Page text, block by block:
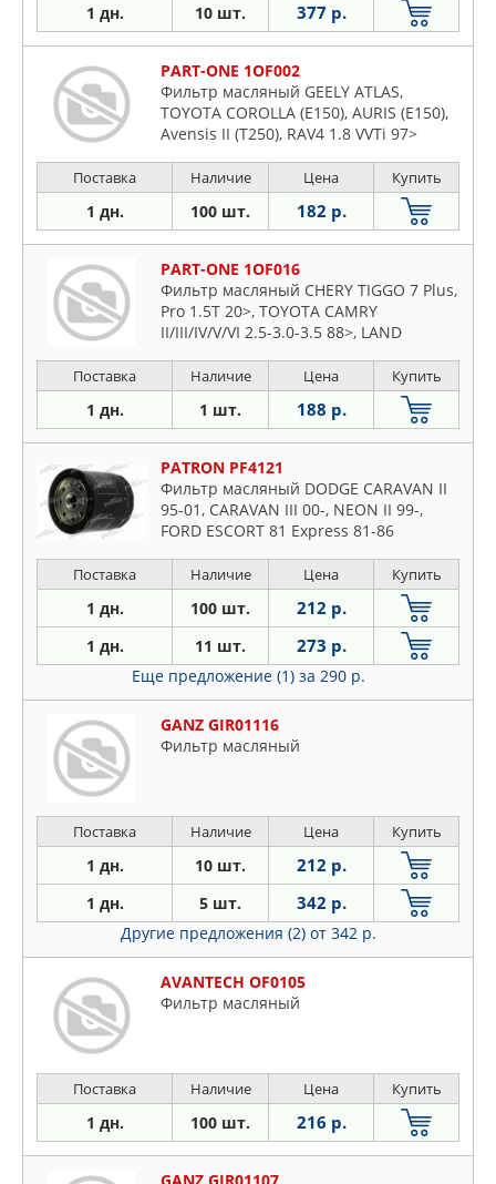
1 дн. 10 шт. 377 р.
PART-ONE 1OF002
Фильтр масляный GEELY ATLAS,
TOYOTA COROLLA (E150), AURIS (E150),
Avensis II (T250), RAV4 1.8 VVTi 97>
Поставка Наличие Цена Купить
1 дн. 100 шт. 182 р.
PART-ONE 1OF016
Фильтр масляный CHERY TIGGO 7 Plus,
Pro 1.5T 20>, TOYOTA CAMRY
II/III/IV/V/VI 2.5-3.0-3.5 88>, LAND
3/4-16 UNF, h=89mm
Поставка Наличие Цена Купить
1 дн. 1 шт. 188 р.
PATRON PF4121
Фильтр масляный DODGE CARAVAN II
95-01, CARAVAN III 00-, NEON II 99-,
FORD ESCORT 81 Express 81-86
Поставка Наличие Цена Купить
1 дн. 100 шт. 212 р.
1 дн. 11 шт. 273 р.
Еще предложение (1) за 290 р.
GANZ GIR01116
Фильтр масляный
Поставка Наличие Цена Купить
1 дн. 10 шт. 212 р.
1 дн. 5 шт. 342 р.
Другие предложения (2) от 342 р.
AVANTECH OF0105
Фильтр масляный
Поставка Наличие Цена Купить
1 дн. 100 шт. 216 р.